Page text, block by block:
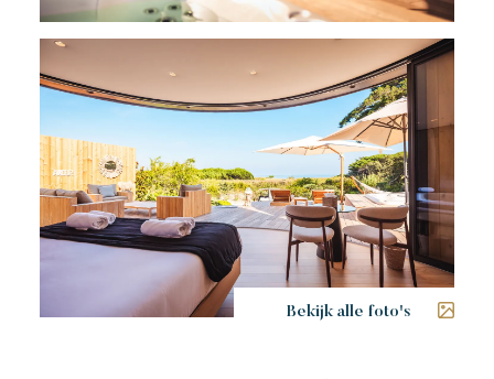
Bekijk alle foto's